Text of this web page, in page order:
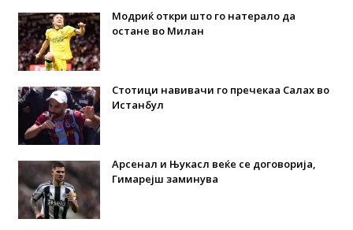
Модриќ откри што го натерало да
остане во Милан
Стотици навивачи го пречекаа Салах во
Истанбул
Арсенал и Њукасл веќе се договорија,
Гимарејш заминува